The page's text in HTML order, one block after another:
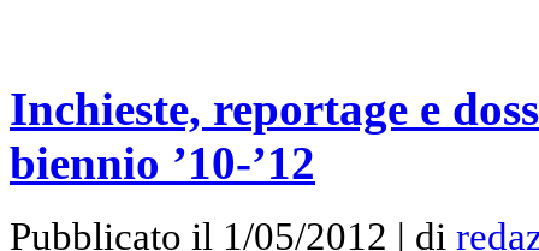
Inchieste, reportage e
biennio ’10-’12
Pubblicato il 1/05/2012 | di